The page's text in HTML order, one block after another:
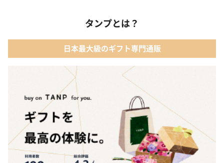
04 ファッション小物
05 入浴剤・バスケア
02 【名入れギフト】フラワーティントリップ［日本限定ピンクゴ
03 ショコラフレナチュール
04 ＜クランチチョコレート＞ダーク＆ミルク＆キャラメル＆ホワ
イト 60g
05 葉山のショコラ・カロ＜4個入＞
タンプとは？
日本最大級のギフト専門通販